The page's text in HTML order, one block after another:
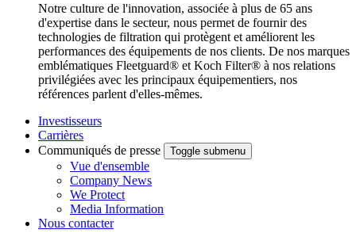
Notre culture de l'innovation, associée à plus de 65 ans
d'expertise dans le secteur, nous permet de fournir des
technologies de filtration qui protègent et améliorent les
performances des équipements de nos clients. De nos marques
emblématiques Fleetguard® et Koch Filter® à nos relations
privilégiées avec les principaux équipementiers, nos
références parlent d'elles-mêmes.
Investisseurs
Carrières
Communiqués de presse
Toggle submenu
Vue d'ensemble
Company News
We Protect
Media Information
Nous contacter